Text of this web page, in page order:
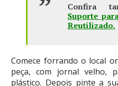
Confira
Suporte
Reutilizado.
Comece forrando o local
peça, com jornal velho,
plástico. Depois pinte a